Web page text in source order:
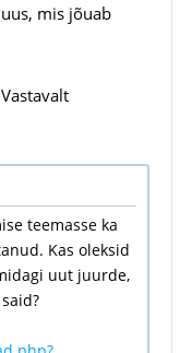
mis jõuab
teemasse ka
Kas oleksid
uut juurde,